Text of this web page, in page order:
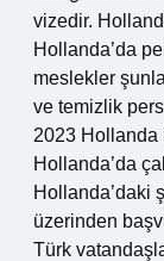
vizedir.
Hollanda’da
meslekler
ve temizlik
2023 Hollanda
Hollanda’da
Hollanda’daki
üzerinden
Türk